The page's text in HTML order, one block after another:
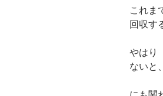
これま
回収す
やはり
ないと